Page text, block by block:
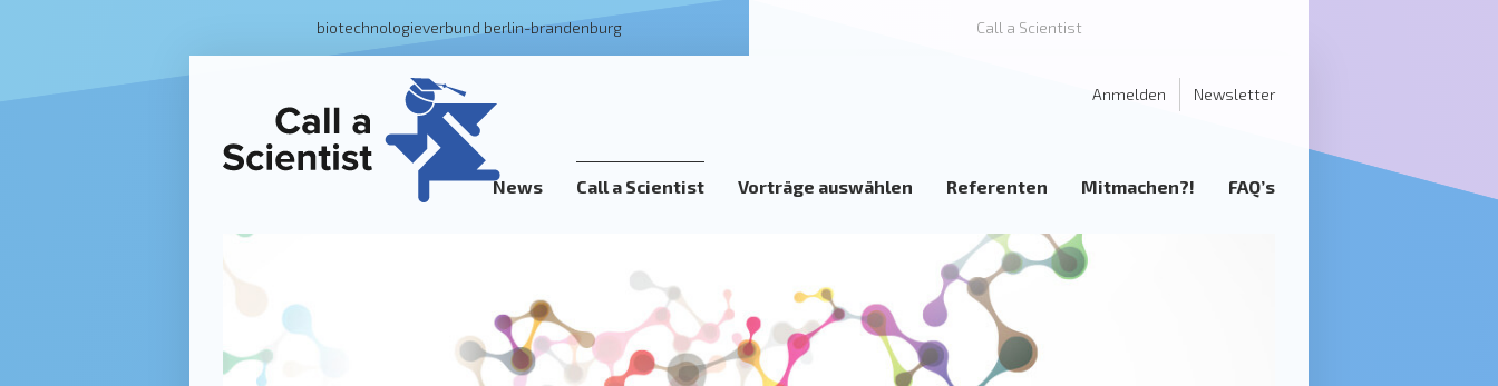
biotechnologieverbund berlin-brandenburg Call a Scientist
News Call a Scientist Vorträge auswählen Referenten Mitmachen?! FAQ’s
Anmelden Newsletter